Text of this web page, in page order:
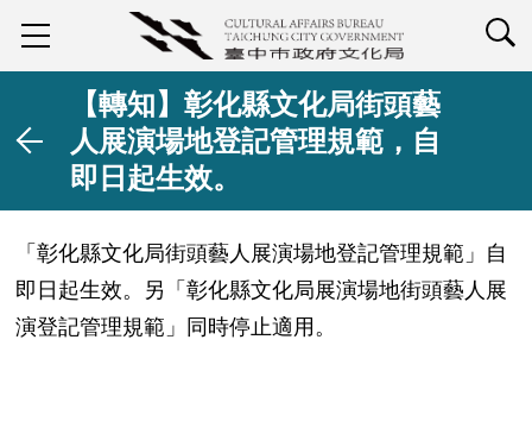
【轉知】彰化縣文化局街頭藝
人展演場地登記管理規範，自
即日起生效。
「彰化縣文化局街頭藝人展演場地登記管理規範」自
即日起生效。另「彰化縣文化局展演場地街頭藝人展
演登記管理規範」同時停止適用。